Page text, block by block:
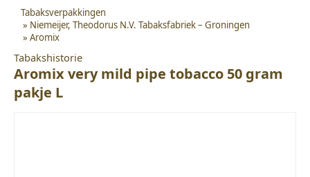
Tabaksverpakkingen
» Niemeijer, Theodorus N.V. Tabaksfabriek – Groningen
» Aromix
Tabakshistorie
Aromix very mild pipe tobacco 50 gram
pakje L